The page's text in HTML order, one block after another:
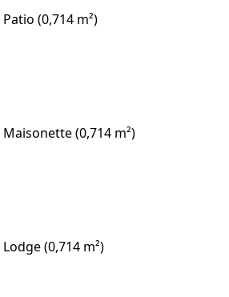
(0,714 m²)
(0,714 m²)
(0,714 m²)